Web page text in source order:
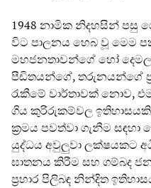
1948 නාමික නිදහසින් පසු
විට පාලනය හෙබ වූ මෙම
මහජනතාවන්ගේ හෝ
පීඩිතයන්ගේ, තරුනයන්ගේ
රැකීමේ වාර්තාවක් නොව,
ගිය කුරිරුකම්වල
ක්‍රමය පවත්වා ගැනීම සඳහා
යුද්ධය අවුලුවා ලක්ෂයකට
ඝාතනය කිරීම සහ ගම්බද
ප්‍රහාර පිලිබඳ නින්දිත